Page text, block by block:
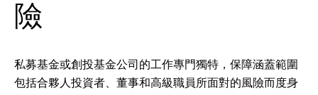
險
私募基金或創投基金公司的工作專門獨特，保障涵蓋範圍
包括合夥人投資者、董事和高級職員所面對的風險而度身